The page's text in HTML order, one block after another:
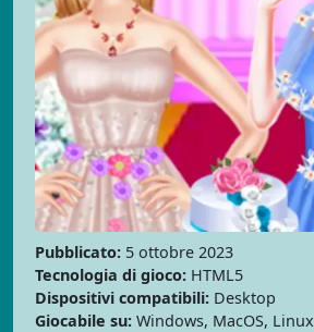
Pubblicato: 5 ottobre 2023
Tecnologia di gioco: HTML5
Dispositivi compatibili: Desktop
Giocabile su: Windows, MacOS, Linux